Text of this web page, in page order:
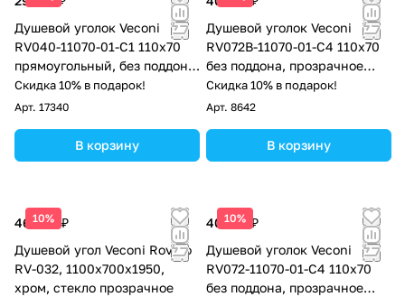
Душевой уголок Veconi
RV040-11070-01-C1 110х70
прямоугольный, без поддона,
прозрачное стекло, хром
Скидка 10% в подарок!
Арт. 17340
В корзину
Душевой уголок Veconi
RV072B-11070-01-C4 110х70
без поддона, прозрачное
стекло, черный матовый
Скидка 10% в подарок!
Арт. 8642
В корзину
10%
46 962 ₽
Душевой угол Veconi Rovigo
RV-032, 1100х700х1950,
хром, стекло прозрачное
10%
40 318 ₽
Душевой уголок Veconi
RV072-11070-01-C4 110х70
без поддона, прозрачное